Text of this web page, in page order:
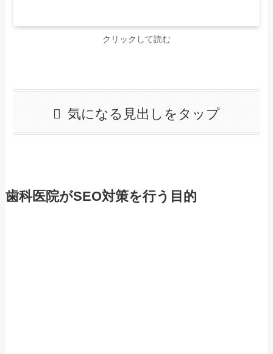
クリックして読む
気になる見出しをタップ
歯科医院がSEO対策を行う目的